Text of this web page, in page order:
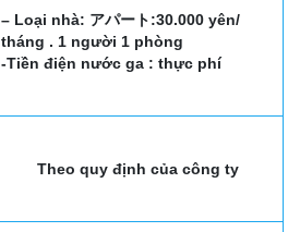
– Loại nhà: アパート:30.000 yên/
tháng . 1 người 1 phòng
-Tiền điện nước ga : thực phí
Theo quy định của công ty